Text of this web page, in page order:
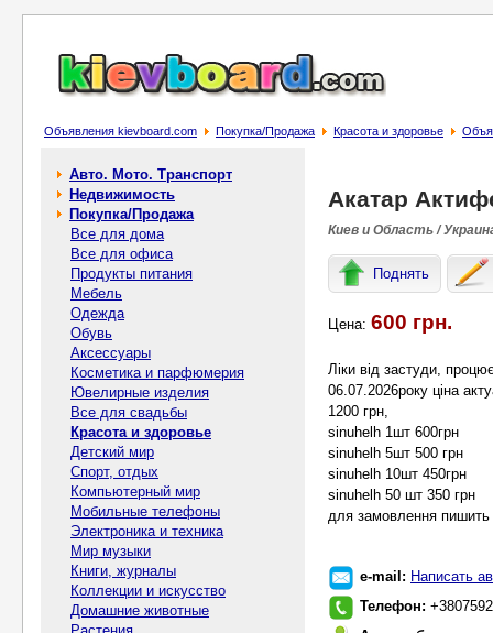
Объявления kievboard.com Покупка/Продажа Красота и здоровье
Авто. Мото. Транспорт
Недвижимость
Покупка/Продажа
Все для дома
Все для офиса
Продукты питания
Мебель
Одежда
Обувь
Аксессуары
Косметика и парфюмерия
Ювелирные изделия
Все для свадьбы
Красота и здоровье
Детский мир
Спорт, отдых
Компьютерный мир
Мобильные телефоны
Электроника и техника
Мир музыки
Книги, журналы
Коллекции и искусство
Домашние животные
Акатар
Киев и Область /
Поднять
Цена: 600 грн.
Ліки від застуди,
06.07.2026року ціна
1200 грн,
sinuhelh 1шт 600грн
sinuhelh 5шт 500 грн
sinuhelh 10шт 450грн
sinuhelh 50 шт 350 грн
для замовлення
e-mail: Написать
Телефон: